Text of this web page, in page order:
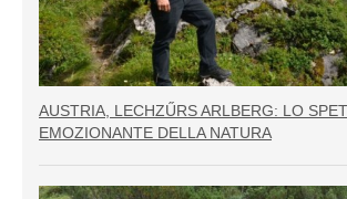
AUSTRIA, LECHZŰRS ARLBERG: LO
EMOZIONANTE DELLA NATURA